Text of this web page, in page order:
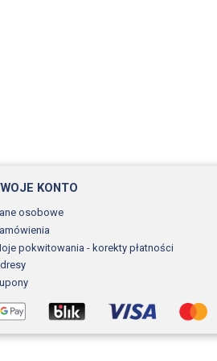
KONTO
osobowe
pokwitowania - korekty płatności